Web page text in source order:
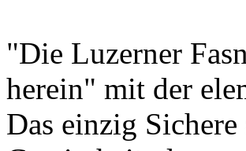
"Die Luzerner
herein" mit der
Das einzig